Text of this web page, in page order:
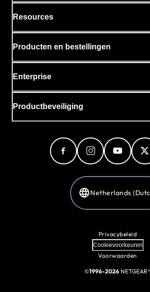
Resources
Producten en bestellingen
Enterprise
Productbeveiliging
Netherlands
Privacybeleid
Cookievoorkeuren
Voorwaarden
©1996-2026 NETGEAR®